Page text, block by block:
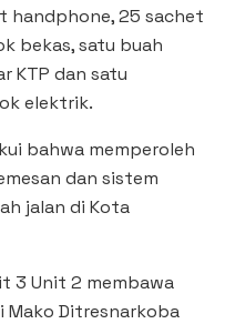
handphone, 25 sachet
bekas, satu buah
KTP dan satu
elektrik.
bahwa memperoleh
dan sistem
jalan di Kota
3 Unit 2 membawa
Mako Ditresnarkoba